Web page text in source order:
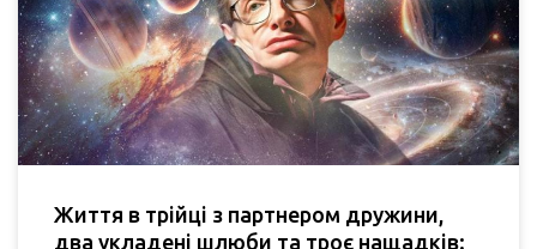
Життя в трійці з партнером дружини,
два укладені шлюби та троє нащадків: